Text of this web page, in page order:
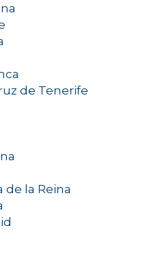
de Tenerife
de la Reina